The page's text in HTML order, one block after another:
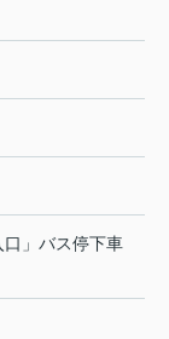
口」バス停下車